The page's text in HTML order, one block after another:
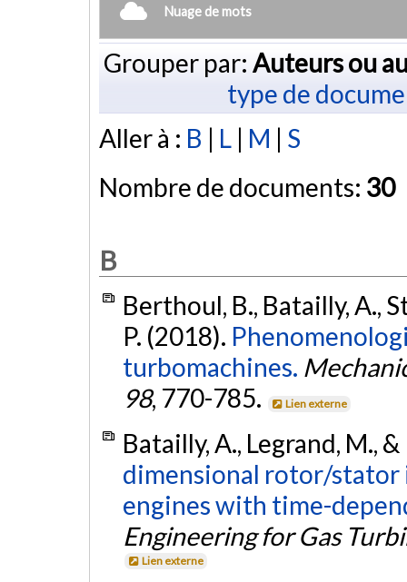
Nuage de mots
Grouper par: Auteurs ou
type de
Aller à : B | L | M | S
Nombre de documents: 30
B
Berthoul, B., Batailly, A.,
P. (2018).
turbomachines.
98, 770-785. Lien externe
Batailly, A., Legrand, M.,
dimensional rotor/
engines with time-
Engineering for Gas
Lien externe